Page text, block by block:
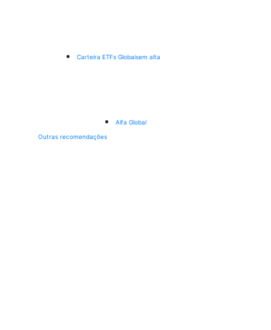
Carteira ETFs Globaisem alta
Alfa Global
Outras recomendações